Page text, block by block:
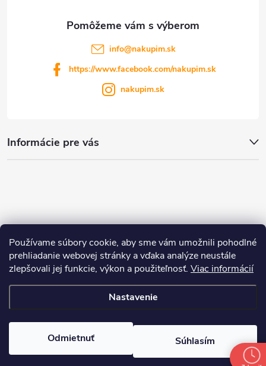
Používame súbory cookie, aby sme vám umožnili pohodlné
prehliadanie webovej stránky a vďaka analýze neustále
zlepšovali jej funkcie, výkon a použiteľnosť. Viac informácií
Nastavenie
Odmietnuť Súhlasím
Informácie pre vás
info@nakupim.sk
https://www.facebook.com/nakupim.sk
nakupim.sk
Copyright 2026
cookies